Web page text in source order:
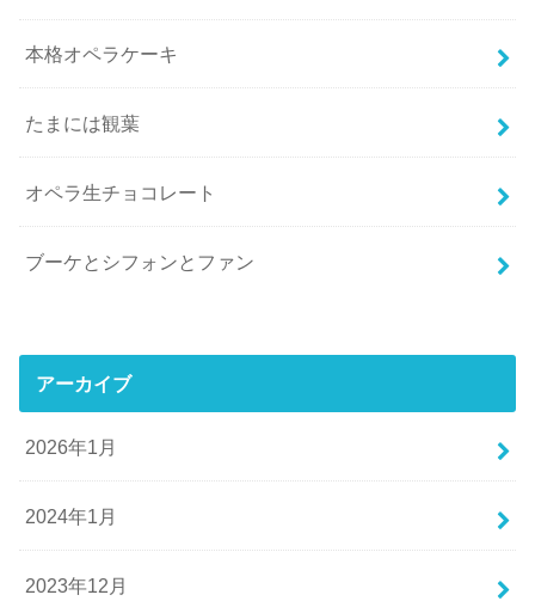
本格オペラケーキ
たまには観葉
オペラ生チョコレート
ブーケとシフォンとファン
アーカイブ
2026年1月
2024年1月
2023年12月